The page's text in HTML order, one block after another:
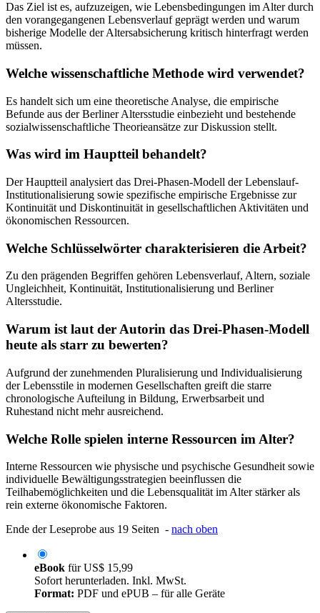
Das Ziel ist es, aufzuzeigen, wie Lebensbedingungen im Alter durch
den vorangegangenen Lebensverlauf geprägt werden und warum
bisherige Modelle der Altersabsicherung kritisch hinterfragt werden
müssen.
Welche wissenschaftliche Methode wird verwendet?
Es handelt sich um eine theoretische Analyse, die empirische
Befunde aus der Berliner Altersstudie einbezieht und bestehende
sozialwissenschaftliche Theorieansätze zur Diskussion stellt.
Was wird im Hauptteil behandelt?
Der Hauptteil analysiert das Drei-Phasen-Modell der Lebenslauf-
Institutionalisierung sowie spezifische empirische Ergebnisse zur
Kontinuität und Diskontinuität in gesellschaftlichen Aktivitäten und
ökonomischen Ressourcen.
Welche Schlüsselwörter charakterisieren die Arbeit?
Zu den prägenden Begriffen gehören Lebensverlauf, Altern, soziale
Ungleichheit, Kontinuität, Institutionalisierung und Berliner
Altersstudie.
Warum ist laut der Autorin das Drei-Phasen-Modell
heute als starr zu bewerten?
Aufgrund der zunehmenden Pluralisierung und Individualisierung
der Lebensstile in modernen Gesellschaften greift die starre
chronologische Aufteilung in Bildung, Erwerbsarbeit und
Ruhestand nicht mehr ausreichend.
Welche Rolle spielen interne Ressourcen im Alter?
Interne Ressourcen wie physische und psychische Gesundheit sowie
individuelle Bewältigungsstrategien beeinflussen die
Teilhabemöglichkeiten und die Lebensqualität im Alter stärker als
rein externe ökonomische Faktoren.
Ende der Leseprobe aus 19 Seiten - nach oben
eBook fürUS$ 15,99
Sofort herunterladen. Inkl. MwSt.
Format: PDF und ePUB – für alle Geräte